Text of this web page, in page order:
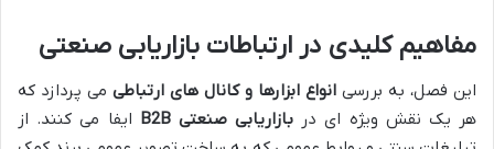
مفاهیم کلیدی در ارتباطات بازاریابی صنعتی
این فصل، به بررسی انواع ابزارها و کانال های ارتباطی می پردازد که
هر یک نقش ویژه ای در بازاریابی صنعتی B2B
ایفا می کنند. از